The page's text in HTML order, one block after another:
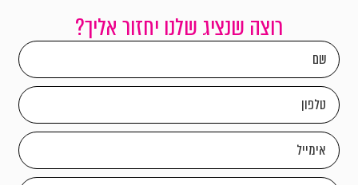
רוצה שנציג שלנו יחזור אליך?